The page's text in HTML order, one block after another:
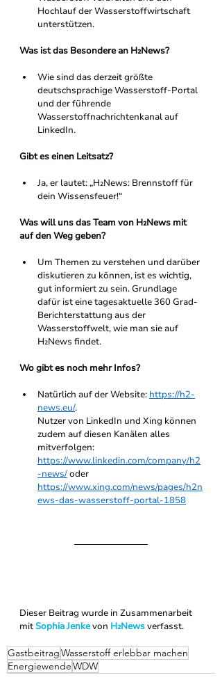
Hochlauf der Wasserstoffwirtschaft
unterstützen.
Was ist das Besondere an H₂News?
Wie sind das derzeit größte
deutschsprachige Wasserstoff-Portal
und der führende
Wasserstoffnachrichtenkanal auf
LinkedIn.
Gibt es einen Leitsatz?
Ja, er lautet: „H₂News: Brennstoff für
dein Wissensfeuer!“
Was will uns das Team von H₂News mit
auf den Weg geben?
Um Themen zu verstehen und darüber
diskutieren zu können, ist es wichtig,
gut informiert zu sein. Grundlage
dafür ist eine tagesaktuelle 360 Grad-
Berichterstattung aus der
Wasserstoffwelt, wie man sie auf
H₂News findet.
Wo gibt es noch mehr Infos?
Natürlich auf der Website: https://h2-
news.eu/.
Nutzer von LinkedIn und Xing können
zudem auf diesen Kanälen alles
mitverfolgen:
https://www.linkedin.com/company/h2
-news/ oder
https://www.xing.com/news/pages/h2n
ews-das-wasserstoff-portal-1858
Dieser Beitrag wurde in Zusammenarbeit
mit Sophia Jenke von H₂Newsverfasst.
GastbeitragWasserstoff erlebbar machen
EnergiewendeWDW